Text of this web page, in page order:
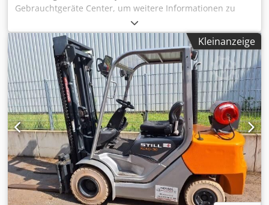
Gebrauchtgeräte Center, um weitere Informationen zu
erhalten. Codezflwvspfx Acberf DE01
Kleinanzeige